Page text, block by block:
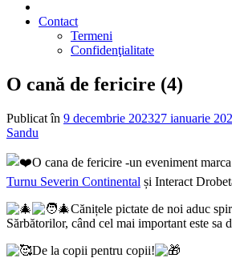
Contact
Termeni
Confidenţialitate
O cană de fericire (4)
Publicat în 9 decembrie 202327 ianuarie
Sandu
O cana de fericire -un eveniment marca
Turnu Severin Continental și Interact
Cănițele pictate de noi aduc
Sărbătorilor, când cel mai important este sa
De la copii pentru copii!